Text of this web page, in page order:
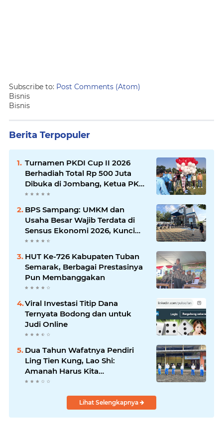
Subscribe to: Post Comments (Atom)
Bisnis
Bisnis
Berita Terpopuler
Turnamen PKDI Cup II 2026
Berhadiah Total Rp 500 Juta
Dibuka di Jombang, Ketua PKDI
Jatim Syaifullah Mahdi: Ajang
Komunikasi Antar-Kades untuk
Memajukan Desa
BPS Sampang: UMKM dan
Usaha Besar Wajib Terdata di
Sensus Ekonomi 2026, Kunci
Kebijakan Tepat Sasaran
HUT Ke-726 Kabupaten Tuban
Semarak, Berbagai Prestasinya
Pun Membanggakan
Viral Investasi Titip Dana
Ternyata Bodong dan untuk
Judi Online
Dua Tahun Wafatnya Pendiri
Ling Tien Kung, Lao Shi:
Amanah Harus Kita
Laksanakan!
Lihat Selengkapnya